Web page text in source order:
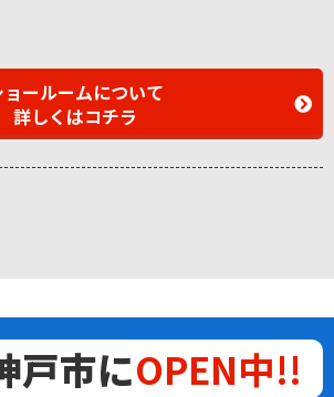
ョールームについて
詳しくはコチラ
戸市にOPEN中!!